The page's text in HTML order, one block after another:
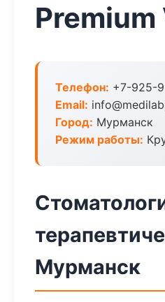
Телефон: +7-925-
Email:
Город: Мурманск
Режим работы:
Мурманск